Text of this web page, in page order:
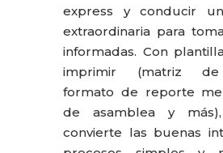
express y conducir
extraordinaria para
informadas. Con
imprimir (matriz de
formato de reporte
de asamblea y
convierte las buenas